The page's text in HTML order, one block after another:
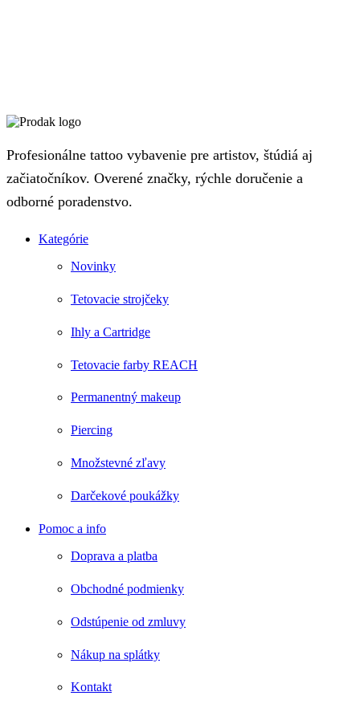
Profesionálne tattoo vybavenie pre artistov, štúdiá aj
začiatočníkov. Overené značky, rýchle doručenie a
odborné poradenstvo.
Kategórie
Novinky
Tetovacie strojčeky
Ihly a Cartridge
Tetovacie farby REACH
Permanentný makeup
Piercing
Množstevné zľavy
Darčekové poukážky
Pomoc a info
Doprava a platba
Obchodné podmienky
Odstúpenie od zmluvy
Nákup na splátky
Kontakt